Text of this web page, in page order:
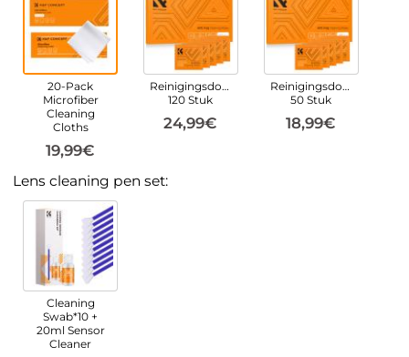
20-Pack
Microfiber
Cleaning
Cloths
19,99€
Reinigingsdoekjes
120 Stuk
24,99€
Reinigingsdoekjes
50 Stuk
18,99€
Lens cleaning pen set:
Cleaning
Swab*10 +
20ml Sensor
Cleaner